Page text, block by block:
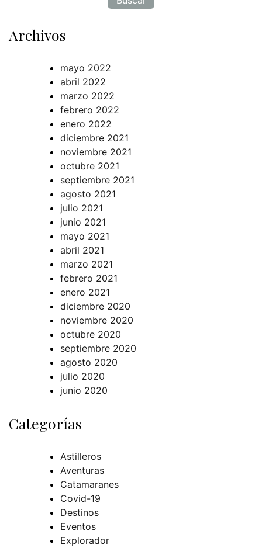
Archivos
mayo 2022
abril 2022
marzo 2022
febrero 2022
enero 2022
diciembre 2021
noviembre 2021
octubre 2021
septiembre 2021
agosto 2021
julio 2021
junio 2021
mayo 2021
abril 2021
marzo 2021
febrero 2021
enero 2021
diciembre 2020
noviembre 2020
octubre 2020
septiembre 2020
agosto 2020
julio 2020
junio 2020
Categorías
Astilleros
Aventuras
Catamaranes
Covid-19
Destinos
Eventos
Explorador